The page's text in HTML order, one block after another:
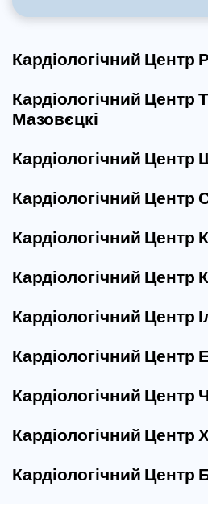
Кардіологічний Центр
Кардіологічний Центр
Мазовєцкі
Кардіологічний Центр
Кардіологічний Центр
Кардіологічний Центр
Кардіологічний Центр
Кардіологічний Центр
Кардіологічний Центр
Кардіологічний Центр
Кардіологічний Центр
Кардіологічний Центр